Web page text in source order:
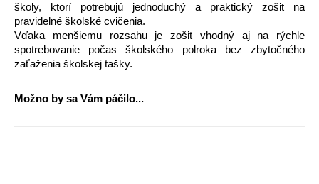
školy, ktorí potrebujú jednoduchý a praktický zošit na
pravidelné školské cvičenia.
Vďaka menšiemu rozsahu je zošit vhodný aj na rýchle
spotrebovanie počas školského polroka bez zbytočného
zaťaženia školskej tašky.
Možno by sa Vám páčilo...